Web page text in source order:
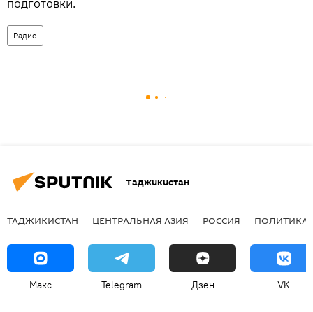
Радио
Таджикистан
ТАДЖИКИСТАН ЦЕНТРАЛЬНАЯ АЗИЯ РОССИЯ ПОЛИТИКА
Макс Telegram Дзен VK